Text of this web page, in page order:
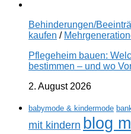
Behinderungen/
kaufen /
Pflegeheim bauen:
bestimmen – und wo
2. August 2026
babymode & kindermode
mit kindern blog